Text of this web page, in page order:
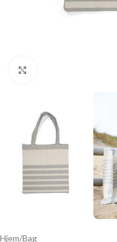
Hjem/Bag